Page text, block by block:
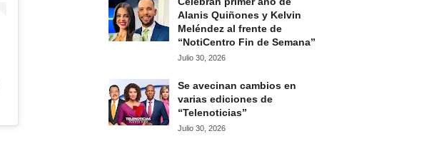
Alanis Quiñones y Kelvin
Meléndez al frente de
“NotiCentro Fin de Semana”
Julio 30, 2026
Se avecinan cambios en
varias ediciones de
“Telenoticias”
Julio 30, 2026